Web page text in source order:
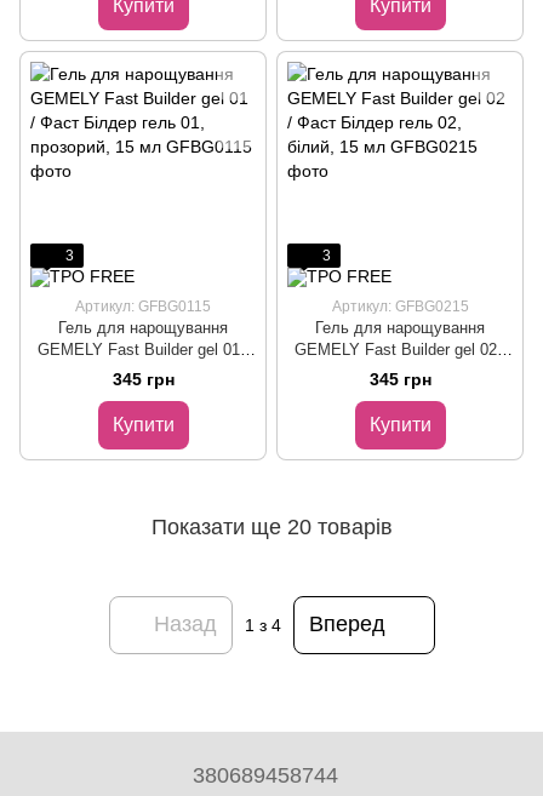
Купити Купити
3
Артикул: GFBG0115
Гель для нарощування
GEMELY Fast Builder gel 01 /
Фаст Білдер гель 01,
прозорий, 15 мл
345 грн
Купити
3
Артикул: GFBG0215
Гель для нарощування
GEMELY Fast Builder gel 02 /
Фаст Білдер гель 02, білий,
15 мл
345 грн
Купити
Показати ще 20 товарів
Назад 1 з 4 Вперед
380689458744